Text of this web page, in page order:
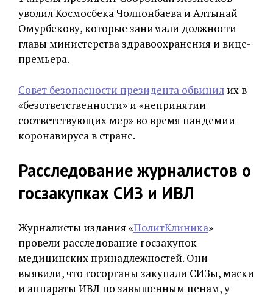
уволил Космосбека Чолпонбаева и Алтынай
Омурбекову, которые занимали должности
главы министерства здравоохранения и вице-
премьера.
Совет безопасности президента обвинил их в
«безответственности» и «непринятии
соответствующих мер» во время пандемии
коронавируса в стране.
Расследование журналистов о
госзакупках СИЗ и ИВЛ
Журналисты издания «ПолитКлиника»
провели расследование госзакупок
медицинских принадлежностей. Они
выявили, что госорганы закупали СИЗы, маски
и аппараты ИВЛ по завышенным ценам, у